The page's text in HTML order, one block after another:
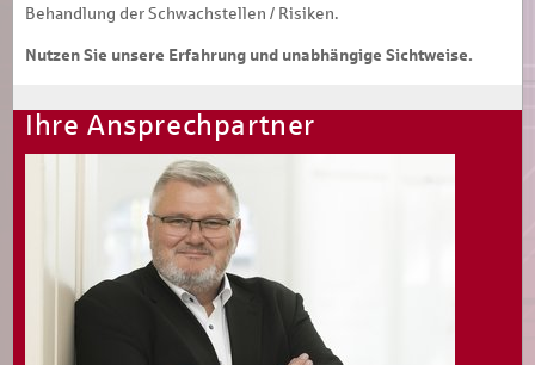
Behandlung der Schwachstellen / Risiken.
Nutzen Sie unsere Erfahrung und unabhängige Sichtweise.
Ihre Ansprechpartner